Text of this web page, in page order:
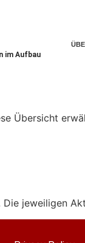
im Aufbau
Übersicht
jeweiligen